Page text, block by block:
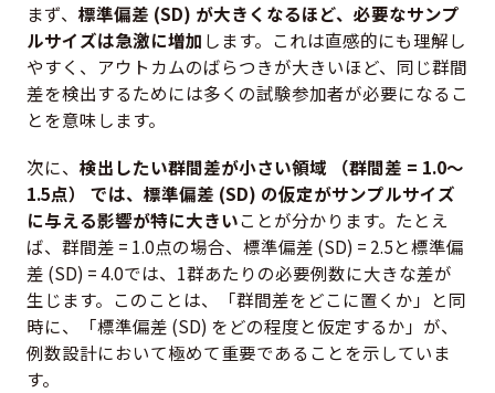
まず、 標準偏差 (SD) が大きくなるほど、必要なサンプ
ルサイズは急激に増加 します。これは直感的にも理解し
やすく、アウトカムのばらつきが大きいほど、同じ群間
差を検出するためには多くの試験参加者が必要になるこ
とを意味します。
次に、 検出したい群間差が小さい領域 （群間差 = 1.0〜
1.5点） では、標準偏差 (SD) の仮定がサンプルサイズ
に与える影響が特に大きいことが分かります。たとえ
ば、群間差 = 1.0点の場合、標準偏差 (SD) = 2.5と標準偏
差 (SD) = 4.0では、1群あたりの必要例数に大きな差が
生じます。このことは、「群間差をどこに置くか」と同
時に、「標準偏差 (SD) をどの程度と仮定するか」が、
例数設計において極めて重要であることを示していま
す。